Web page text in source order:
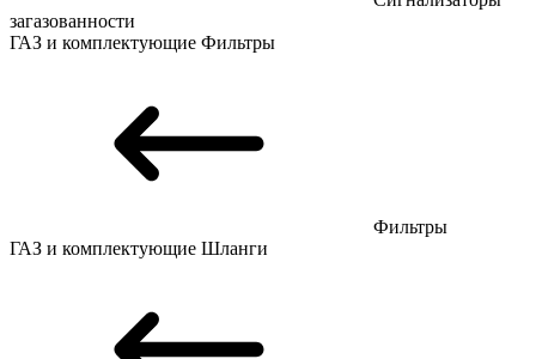
загазованности
ГАЗ и комплектующие Фильтры
Фильтры
ГАЗ и комплектующие Шланги